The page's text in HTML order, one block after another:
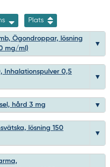
Plats
Ögondroppar, lösning
mg/ml)
Inhalationspulver 0,5
hård 3 mg
lösning 150